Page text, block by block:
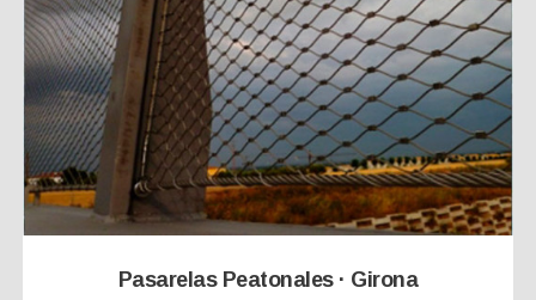
Pasarelas Peatonales · Girona